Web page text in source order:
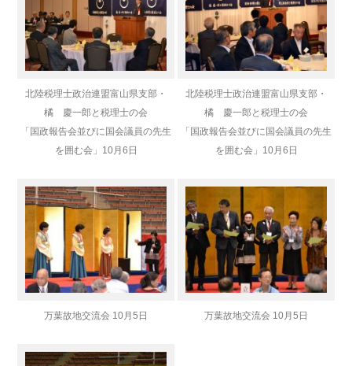
北陸税理士政治連盟富山県支部・
橘 慶一郎と税理士の会
「国政報告会並びに国会議員の先生
を囲む会」 10月6日
北陸税理士政治連盟富山県支部・
橘 慶一郎と税理士の会
「国政報告会並びに国会議員の先生
を囲む会」 10月6日
万葉故地交流会 10月5日 万葉故地交流会 10月5日